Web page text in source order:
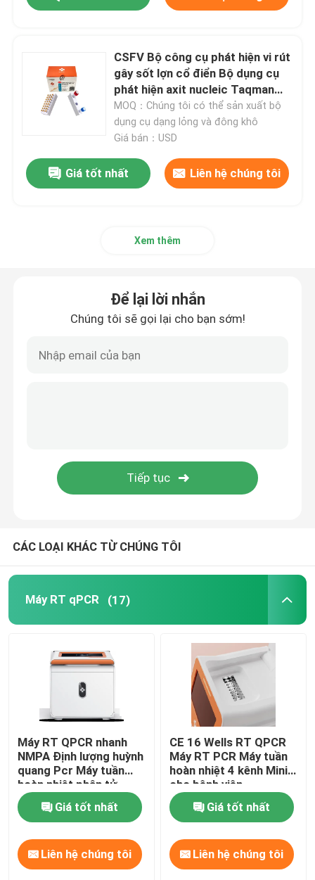
Máy RT qPCR
Máy qPCR di động
Bộ PCR HPV
Xét nghiệm PCR hô hấp
Bộ xét nghiệm tiêu hóa
Bộ kiểm tra chó Canine
Kiểm tra bệnh do côn trùng sinh ra
Vật tư tiêu hao trong phòng thí nghiệm y tế
Bộ kiểm tra nhanh về an toàn thực phẩm
Hệ thống hình ảnh Western Blot
Kính hiển vi sinh học
CSFV Bộ công cụ phát hiện vi rút
gây sốt lợn cổ điển Bộ dụng cụ
phát hiện axit nucleic Taqman
Pcr Kit
MOQ：Chúng tôi có thể sản xuất bộ
dụng cụ dạng lỏng và đông khô
Giá bán：USD
Giá tốt nhất Liên hệ chúng tôi
Xem thêm
Để lại lời nhắn
Chúng tôi sẽ gọi lại cho bạn sớm!
CÁC LOẠI KHÁC TỪ CHÚNG TÔI
Máy RT qPCR (17)
Máy RT QPCR nhanh
NMPA Định lượng huỳnh
quang Pcr Máy tuần
hoàn nhiệt phân tử
Giá tốt nhất
Liên hệ chúng tôi
CE 16 Wells RT QPCR
Máy RT PCR Máy tuần
hoàn nhiệt 4 kênh Mini
cho bệnh viện
Giá tốt nhất
Liên hệ chúng tôi